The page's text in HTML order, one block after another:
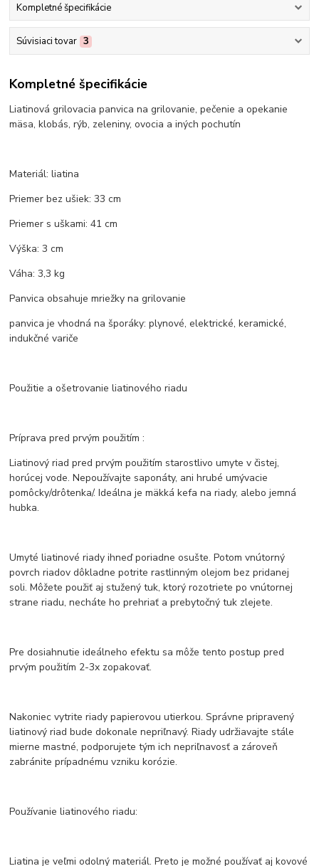
Kompletné špecifikácie
Súvisiaci tovar 3
Kompletné špecifikácie
Liatinová grilovacia panvica na grilovanie, pečenie a opekanie
mäsa, klobás, rýb, zeleniny, ovocia a iných pochutín
Materiál: liatina
Priemer bez ušiek: 33 cm
Priemer s uškami: 41 cm
Výška: 3 cm
Váha: 3,3 kg
Panvica obsahuje mriežky na grilovanie
panvica je vhodná na šporáky: plynové, elektrické, keramické,
indukčné variče
Použitie a ošetrovanie liatinového riadu
Príprava pred prvým použitím :
Liatinový riad pred prvým použitím starostlivo umyte v čistej,
horúcej vode. Nepoužívajte saponáty, ani hrubé umývacie
pomôcky/drôtenka/. Ideálna je mäkká kefa na riady, alebo jemná
hubka.
Umyté liatinové riady ihneď poriadne osušte. Potom vnútorný
povrch riadov dôkladne potrite rastlinným olejom bez pridanej
soli. Môžete použiť aj stužený tuk, ktorý rozotriete po vnútornej
strane riadu, necháte ho prehriať a prebytočný tuk zlejete.
Pre dosiahnutie ideálneho efektu sa môže tento postup pred
prvým použitím 2-3x zopakovať.
Nakoniec vytrite riady papierovou utierkou. Správne pripravený
liatinový riad bude dokonale nepriľnavý. Riady udržiavajte stále
mierne mastné, podporujete tým ich nepriľnavosť a zároveň
zabránite prípadnému vzniku korózie.
Používanie liatinového riadu:
Liatina je veľmi odolný materiál. Preto je možné používať aj kovové